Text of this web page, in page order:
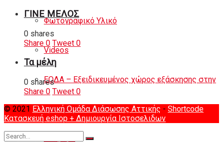
Φωτογραφικό Υλικό
Videos
ΕΟΔΑ – Εξειδικευμένος χώρος εξάσκησης στην
περιοχή των Αφιδνών
ΓΙΝΕ ΜΕΛΟΣ
0 shares
Share 0 Tweet 0
Τα μέλη
0 shares
Share 0 Tweet 0
© 2021 Ελληνική Ομάδα Διάσωσης Αττικής - Shortcode
Κατασκευή eshop + Δημιουργία Ιστοσελιδων